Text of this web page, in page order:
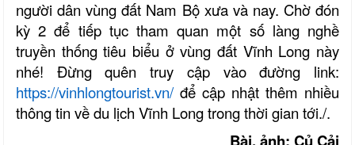
người dân vùng đất Nam Bộ xưa và nay. Chờ đón
kỳ 2 để tiếp tục tham quan một số làng nghề
truyền thống tiêu biểu ở vùng đất Vĩnh Long này
nhé! Đừng quên truy cập vào đường link:
https://vinhlongtourist.vn/để cập nhật thêm nhiều
thông tin về du lịch Vĩnh Long trong thời gian tới./.
Bài, ảnh: Củ Cải